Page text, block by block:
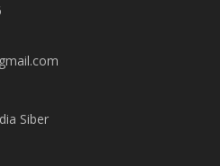
Siber